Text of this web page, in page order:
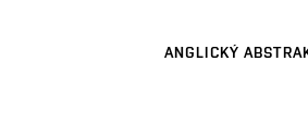
ANGLICKÝ